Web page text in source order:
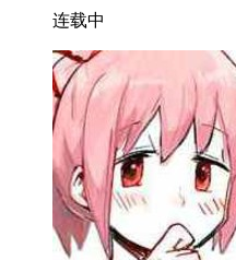
连载中